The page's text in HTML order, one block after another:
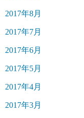
2017年8月
2017年7月
2017年6月
2017年5月
2017年4月
2017年3月